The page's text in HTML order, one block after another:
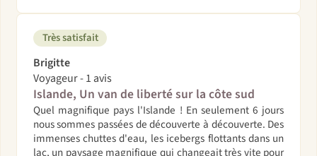
Très satisfait
Brigitte
Voyageur - 1 avis
Islande, Un van de liberté sur la côte sud
Quel magnifique pays l'Islande ! En seulement 6 jours
nous sommes passées de découverte à découverte. Des
immenses chuttes d'eau, les icebergs flottants dans un
lac, un paysage magnifique qui changeait très vite pour